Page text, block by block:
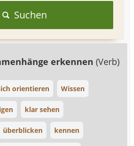
Suchen
erkennen(Verb)
orientieren Wissen
klar sehen
überblicken kennen